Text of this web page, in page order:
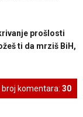
prošlosti
ti da mrziš BiH,
broj komentara: 30